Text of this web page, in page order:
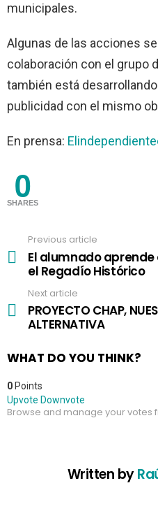
municipales.
Algunas de las acciones
colaboración con el grupo
también está
publicidad con el mismo
En prensa:
0
SHARES
more
Previous article
El alumnado
el Regadío Histórico
Next article
PROYECTO CHAP,
ALTERNATIVA
WHAT DO YOU THINK?
0 Points
Upvote Downvote
Browse and manage your votes
Written by